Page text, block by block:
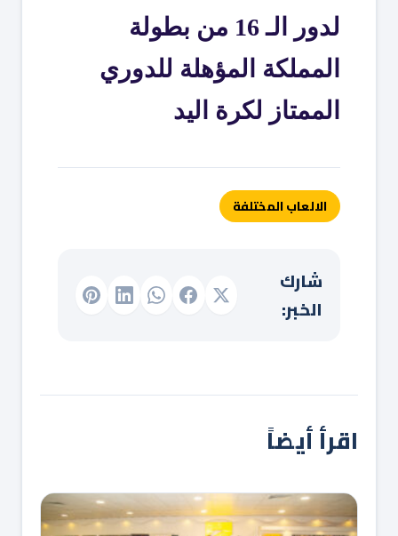
لدور الـ 16 من بطولة
المملكة المؤهلة للدوري
الممتاز لكرة اليد
الالعاب المختلفة
شارك
الخبر:
اقرأ أيضاً